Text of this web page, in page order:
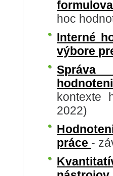
hoc
Interné
výbore
Správa
kontexte
2022)
práce -